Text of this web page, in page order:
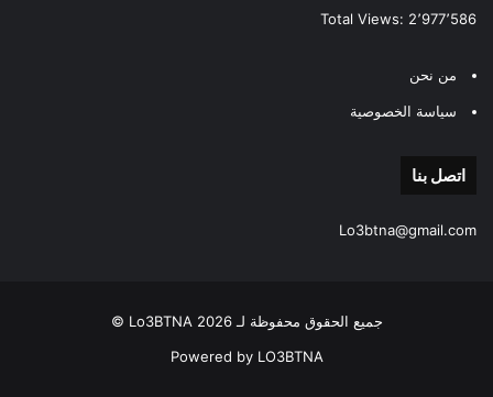
Total Views: 2٬977٬586
من نحن
سياسة الخصوصية
اتصل بنا
Lo3btna@gmail.com
جميع الحقوق محفوظة لـ Lo3BTNA 2026 ©
Powered by LO3BTNA